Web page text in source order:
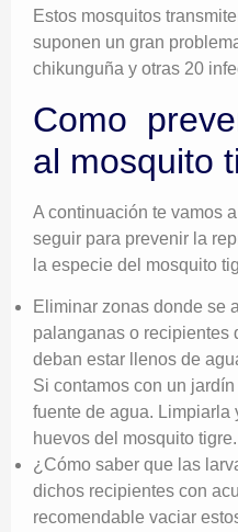
Estos mosquitos
suponen un gran
chikunguña y otras 20
Como
al mosquito
A continuación te vamos
seguir para prevenir la
la especie del mosquito
Eliminar zonas donde se
palanganas o recipientes
deban estar llenos de
Si contamos con un
fuente de agua. Limpiarla
huevos del mosquito tigre.
¿Cómo saber que las
dichos recipientes con
recomendable vaciar